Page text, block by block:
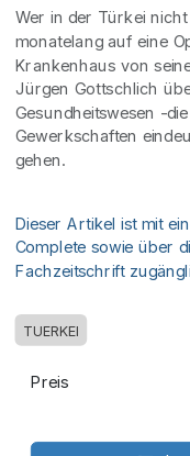
Wer in der Türkei
monatelang auf eine
Krankenhaus von
Jürgen Gottschlich
Gesundheitswesen -
Gewerkschaften
gehen.
Dieser Artikel ist mit
Complete sowie über
Fachzeitschrift
TUERKEI
Preis